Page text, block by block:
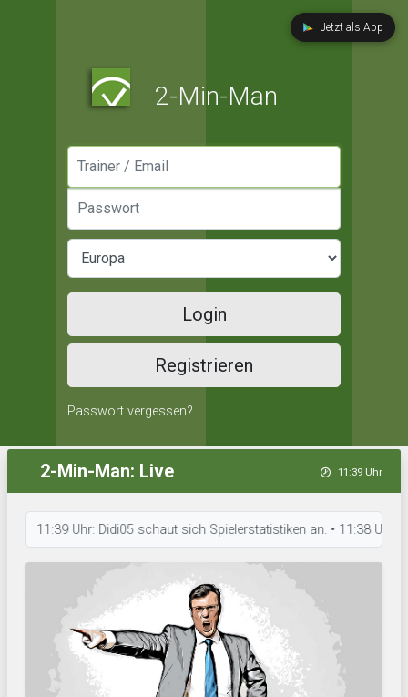
Jetzt als App
2-Min-Man
Login
Registrieren
Passwort vergessen?
2-Min-Man: Live 11:39 Uhr
11:39 Uhr: Didi05 schaut sich Spielerstatistiken an. • 11:38 Uhr: